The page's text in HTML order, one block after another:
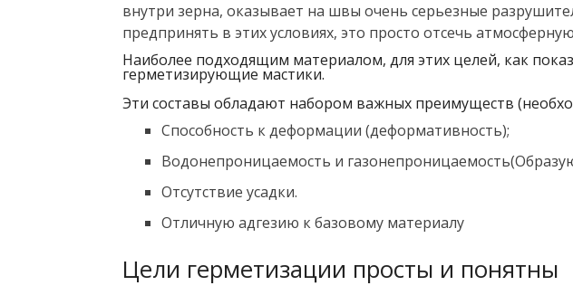
внутри зерна, оказывает на швы очень серьезные
предпринять в этих условиях, это просто отсечь
Наиболее подходящим материалом, для этих целей, как
герметизирующие мастики.
Эти составы обладают набором важных преимуществ
Способность к деформации (деформативность);
Водонепроницаемость и
Отсутствие усадки.
Отличную адгезию к базовому материалу
Цели герметизации просты и понятны